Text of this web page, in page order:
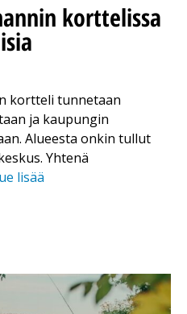
korttelissa
kortteli tunnetaan
ja kaupungin
Alueesta onkin tullut
Yhtenä
lisää